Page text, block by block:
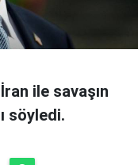
ile savaşın
söyledi.